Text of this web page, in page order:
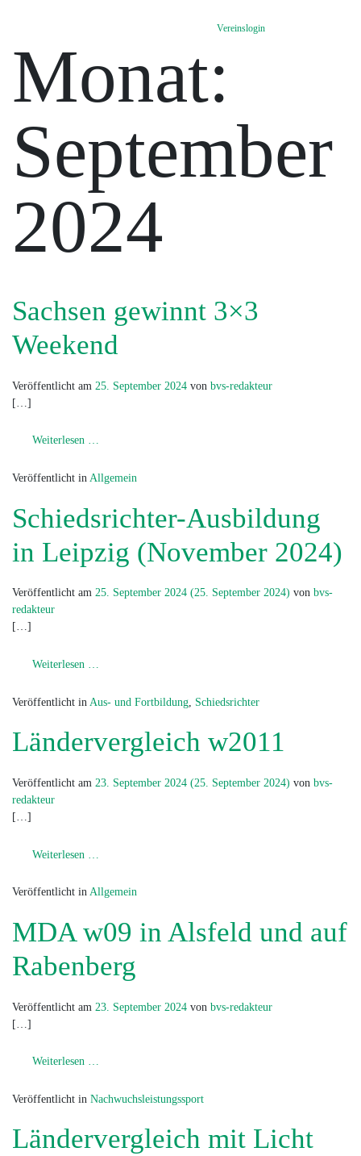
Vereinslogin
Monat:
September
2024
Sachsen gewinnt 3×3
Weekend
Veröffentlicht am 25. September 2024 von bvs-redakteur
[…]
Weiterlesen …
Veröffentlicht in Allgemein
Schiedsrichter-Ausbildung
in Leipzig (November 2024)
Veröffentlicht am 25. September 2024 (25. September 2024) von bvs-
redakteur
[…]
Weiterlesen …
Veröffentlicht in Aus- und Fortbildung Schiedsrichter
Ländervergleich w2011
Veröffentlicht am 23. September 2024 (25. September 2024) von bvs-
redakteur
[…]
Weiterlesen …
Veröffentlicht in Allgemein
MDA w09 in Alsfeld und auf
Rabenberg
Veröffentlicht am 23. September 2024 von bvs-redakteur
[…]
Weiterlesen …
Veröffentlicht in Nachwuchsleistungssport
Ländervergleich mit Licht